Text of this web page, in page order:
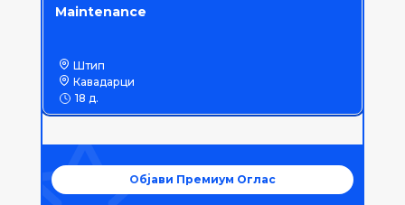
Maintenance
Штип
Кавадарци
18 д.
Објави Премиум Оглас